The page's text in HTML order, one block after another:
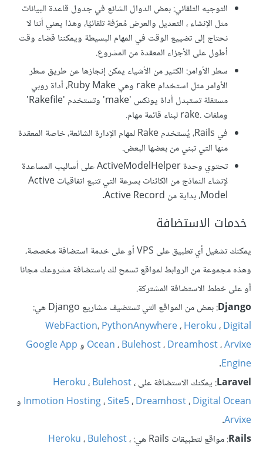
التوجيه التلقائي: بعض الدوال الشائع في جدول قاعدة البيانات
مثل الإنشاء ، التعديل والعرض مُعرّفة تلقائيًا، وهذا يعني أننا لا
نحتاج إلى تضييع الوقت في المهام البسيطة ويمكننا قضاء وقت
أطول على الأجزاء المعقدة من المشروع.
سطر الأوامر: الكثير من الأشياء يمكن إنجازها عن طريق سطر
الأوامر مثل استخدام rake وهي Ruby Make، أداة روبي
مستقلة تستبدل أداة يونكس 'make' وتستخدم 'Rakefile'
وملفات .rake لبناء قائمة مهام.
في Rails، يُستخدم Rake لمهام الإدارة الشائعة، خاصة المعقدة
منها التي تبني من بعضها البعض.
تحتوي وحدة ActiveModelHelper على أساليب المساعدة
لإنشاء النماذج من الكائنات بسرعة التي تتبع اتفاقيات Active
Model، بداية من Active Record.
خدمات الاستضافة
يمكنك تشغيل أي تطبيق على VPS أو على خدمة استضافة مخصصة،
وهذه مجموعة من الروابط لمواقع تسمح لك باستضافة مشروعك مجانا
أو على خطط الاستضافة المشتركة.
Django: بعض من المواقع التي تستضيف مشاريع Django هي:
WebFaction،PythonAnywhere،Heroku،Digital
Ocean،Bulehost،Dreamhost،Arvixe وGoogle App
Engine
.
Laravel: يمكنك الاستضافة على Heroku،Bulehost،
Inmotion Hosting،Site5،Dreamhost،Digital Ocean
و
Arvixe
.
Rails: مواقع لتطبيقات Rails هي: Heroku،Bulehost،